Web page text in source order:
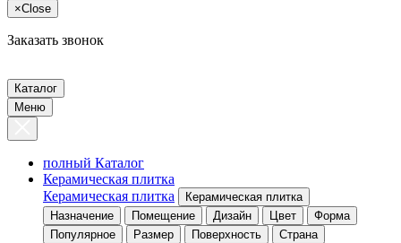
×Close
Заказать звонок
Каталог
Меню
полный Каталог
Керамическая плитка
Керамическая плитка
Керамическая плитка
Назначение
Помещение Дизайн Цвет
Форма
Популярное
Размер Поверхность Страна